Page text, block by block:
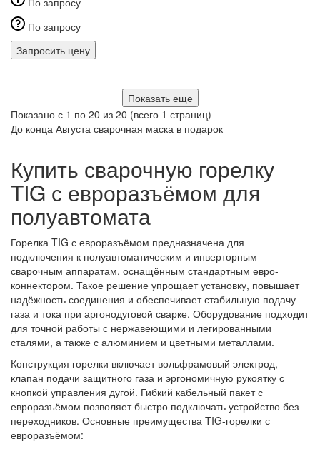
По запросу
Запросить цену
Показать еще
Показано с 1 по 20 из 20 (всего 1 страниц)
До конца Августа сварочная маска в подарок
Купить сварочную горелку
TIG с евроразъёмом для
полуавтомата
Горелка TIG с евроразъёмом предназначена для
подключения к полуавтоматическим и инверторным
сварочным аппаратам, оснащённым стандартным евро-
коннектором. Такое решение упрощает установку, повышает
надёжность соединения и обеспечивает стабильную подачу
газа и тока при аргонодуговой сварке. Оборудование подходит
для точной работы с нержавеющими и легированными
сталями, а также с алюминием и цветными металлами.
Конструкция горелки включает вольфрамовый электрод,
клапан подачи защитного газа и эргономичную рукоятку с
кнопкой управления дугой. Гибкий кабельный пакет с
евроразъёмом позволяет быстро подключать устройство без
переходников. Основные преимущества TIG-горелки с
евроразъёмом: